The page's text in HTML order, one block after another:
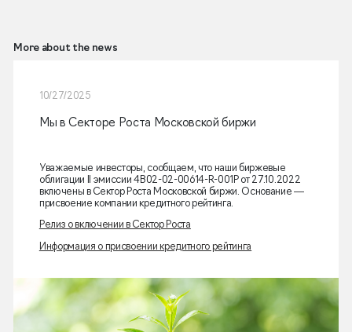
More about the news
10/27/2025
Мы в Секторе Роста Московской биржи
Уважаемые инвесторы, сообщаем, что наши биржевые
облигации II эмиссии 4B02-02-00614-R-001P от 27.10.2022
включены в Сектор Роста Московской биржи. Основание —
присвоение компании кредитного рейтинга.
Релиз о включении в Сектор Роста
Информация о присвоении кредитного рейтинга